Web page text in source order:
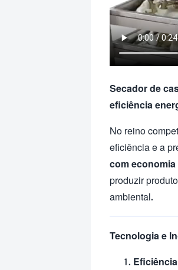
Secador de
eficiência
No reino
eficiência e a
com economia
produzir
ambiental.
Tecnologia e